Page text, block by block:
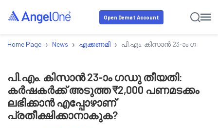
Open Demat Account
Home Page › News › എക്കണമി › പി.എം. കിസാൻ 23-ാം ഗഡു
പി.എം. കിസാൻ 23-ാം ഗഡു തീയതി:
കർഷകർക്ക് അടുത്ത ₹2,000 പണമടക്കം
ലഭിക്കാൻ എപ്പോഴാണ്
പ്രതീക്ഷിക്കാനാകുക?